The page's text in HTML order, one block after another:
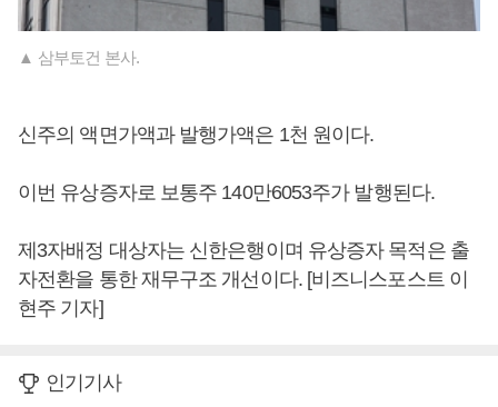
▲ 삼부토건 본사.
신주의 액면가액과 발행가액은 1천 원이다.
이번 유상증자로 보통주 140만6053주가 발행된다.
제3자배정 대상자는 신한은행이며 유상증자 목적은 출
자전환을 통한 재무구조 개선이다. [비즈니스포스트 이
현주 기자]
인기기사